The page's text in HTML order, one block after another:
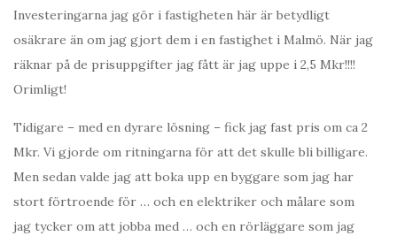
Investeringarna jag gör i fastigheten här är betydligt
osäkrare än om jag gjort dem i en fastighet i Malmö. När jag
räknar på de prisuppgifter jag fått är jag uppe i 2,5 Mkr!!!!
Orimligt!
Tidigare – med en dyrare lösning – fick jag fast pris om ca 2
Mkr. Vi gjorde om ritningarna för att det skulle bli billigare.
Men sedan valde jag att boka upp en byggare som jag har
stort förtroende för … och en elektriker och målare som
jag tycker om att jobba med … och en rörläggare som jag